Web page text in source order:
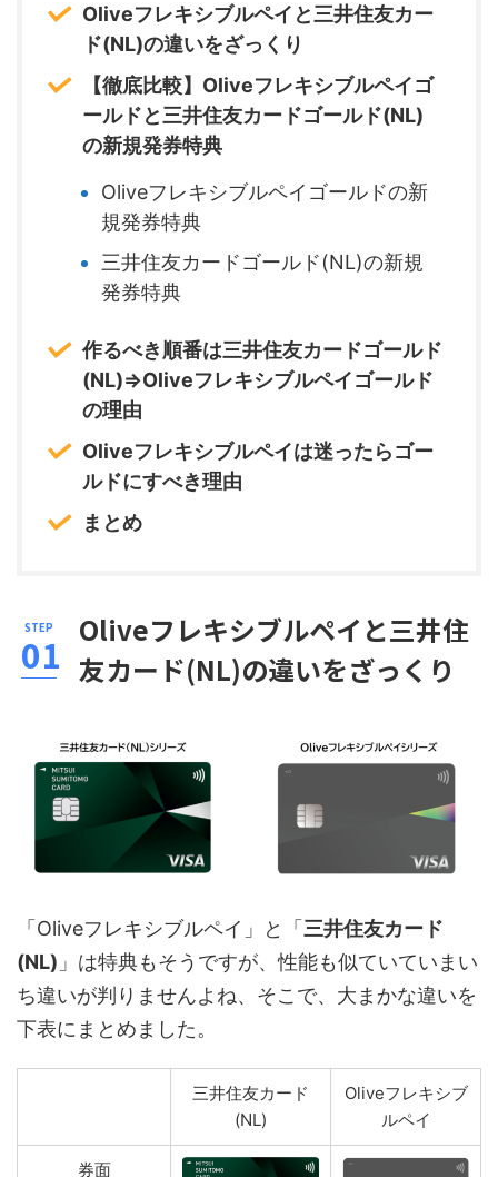
Oliveフレキシブルペイと三井住友カー
ド(NL)の違いをざっくり
【徹底比較】Oliveフレキシブルペイゴ
ールドと三井住友カードゴールド(NL)
の新規発券特典
Oliveフレキシブルペイゴールドの新
規発券特典
三井住友カードゴールド(NL)の新規
発券特典
作るべき順番は三井住友カードゴールド
(NL)⇒Oliveフレキシブルペイゴールド
の理由
Oliveフレキシブルペイは迷ったらゴー
ルドにすべき理由
まとめ
Oliveフレキシブルペイと三井住
友カード(NL)の違いをざっくり
「Oliveフレキシブルペイ」と「三井住友カード
(NL) 」は特典もそうですが、性能も似ていていまい
ち違いが判りませんよね、そこで、大まかな違いを
下表にまとめました。
三井住友カード
(NL)
Oliveフレキシブ
ルペイ
券面